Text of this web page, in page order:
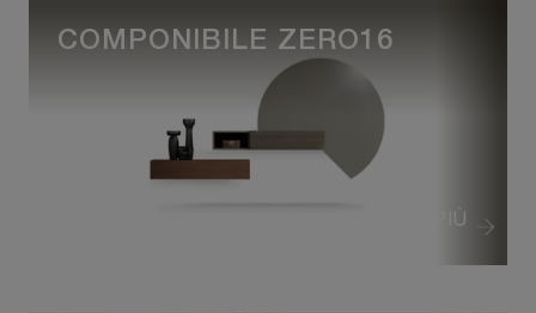
VEDI DI PIÙ
COMPONIBILE ZERO16